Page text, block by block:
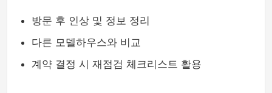
방문 후 인상 및 정보 정리
다른 모델하우스와 비교
계약 결정 시 재점검 체크리스트 활용